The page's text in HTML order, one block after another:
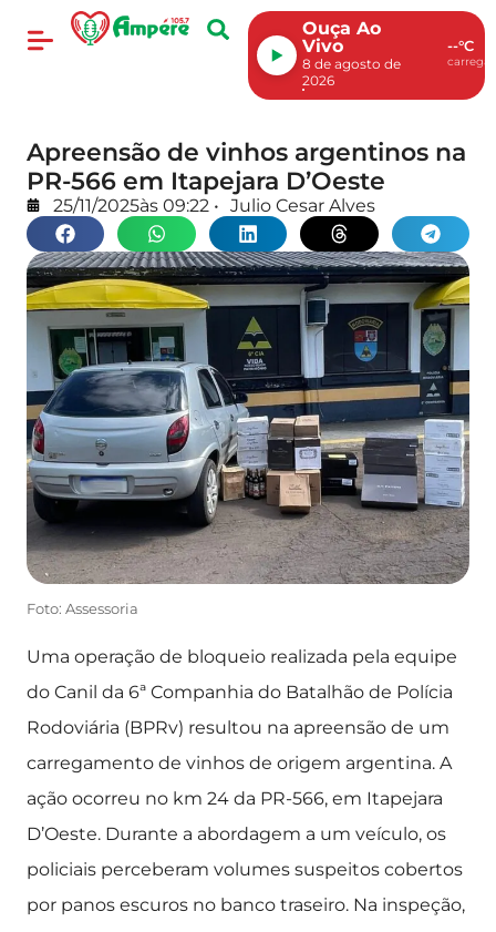
Ouça Ao
Vivo
8 de agosto de
2026
--°C
Apreensão de vinhos argentinos na
PR-566 em Itapejara D’Oeste
25/11/2025às 09:22 • Julio Cesar Alves
Foto: Assessoria
Uma operação de bloqueio realizada pela equipe
do Canil da 6ª Companhia do Batalhão de Polícia
Rodoviária (BPRv) resultou na apreensão de um
carregamento de vinhos de origem argentina. A
ação ocorreu no km 24 da PR-566, em Itapejara
D’Oeste. Durante a abordagem a um veículo, os
policiais perceberam volumes suspeitos cobertos
por panos escuros no banco traseiro. Na inspeção,